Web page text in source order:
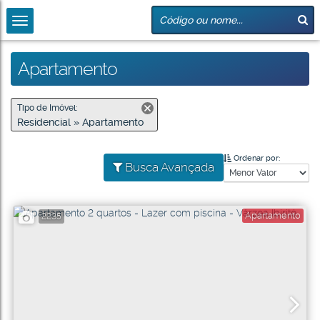
Apartamento
Tipo de Imóvel:
Residencial » Apartamento
Busca Avançada
Ordenar por:
2235 Apartamento